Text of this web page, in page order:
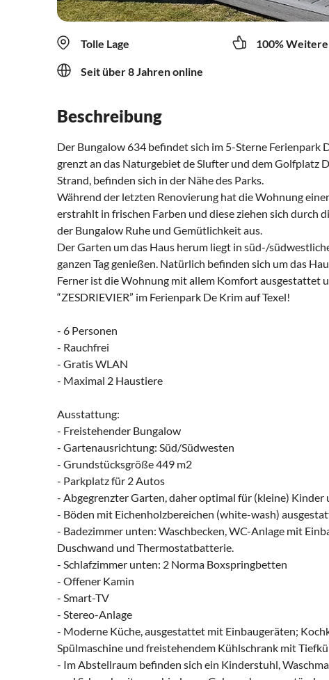
Tolle Lage 100%
Seit über 8 Jahren online
Beschreibung
Der Bungalow 634 befindet sich im 5-Sterne Ferienpark
grenzt an das Naturgebiet de Slufter und dem Golfplatz
Strand, befinden sich in der Nähe des Parks.
Während der letzten Renovierung hat die Wohnung
erstrahlt in frischen Farben und diese ziehen sich durch
der Bungalow Ruhe und Gemütlichkeit aus.
Der Garten um das Haus herum liegt in süd-/
ganzen Tag genießen. Natürlich befinden sich um das
Ferner ist die Wohnung mit allem Komfort ausgestattet
“ZESDRIEVIER” im Ferienpark De Krim auf Texel!
- 6 Personen
- Rauchfrei
- Gratis WLAN
- Maximal 2 Haustiere
Ausstattung:
- Freistehender Bungalow
- Gartenausrichtung: Süd/Südwesten
- Grundstücksgröße 449 m2
- Parkplatz für 2 Autos
- Abgegrenzter Garten, daher optimal für (kleine) Kinder
- Böden mit Eichenholzbereichen (white-wash)
- Badezimmer unten: Waschbecken, WC-Anlage mit
Duschwand und Thermostatbatterie.
- Schlafzimmer unten: 2 Norma Boxspringbetten
- Offener Kamin
- Smart-TV
- Stereo-Anlage
- Moderne Küche, ausgestattet mit Einbaugeräten;
Spülmaschine und freistehendem Kühlschrank mit
- Im Abstellraum befinden sich ein Kinderstuhl,